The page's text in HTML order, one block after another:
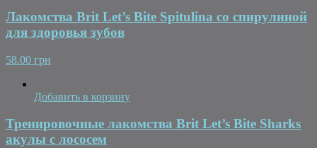
Лакомства Brit Let’s Bite Spitulina со спирулиной
для здоровья зубов
58.00 грн
Добавить в корзину
Тренировочные лакомства Brit Let’s Bite Sharks
акулы с лососем